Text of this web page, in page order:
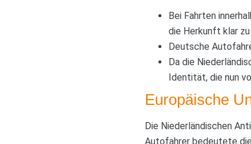
Bei Fahrten
die Herkunft klar zu
Deutsche
Da die
Identität, die nun
Europäische
Die Niederländischen
Autofahrer bedeutete